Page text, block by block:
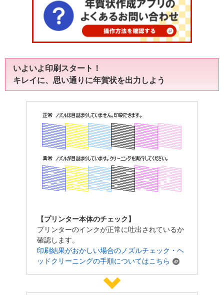
いよいよ印刷スタート！
キレイに、思い通りに年賀状を出力しよう
【プリンター本体のチェック】
プリンターのインクが正常に吐出されているか
確認します。
印刷結果がおかしい場合のノズルチェック・ヘ
ッドクリーニングの手順についてはこちら